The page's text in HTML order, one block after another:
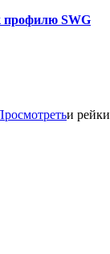
SWG
и рейки